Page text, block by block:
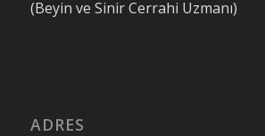
(Beyin ve Sinir Cerrahi Uzmanı)
ADRES